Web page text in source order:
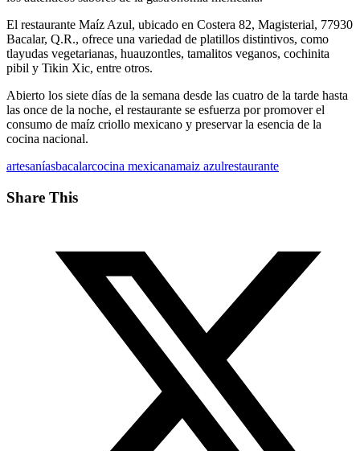
El restaurante Maíz Azul, ubicado en Costera 82, Magisterial, 77930
Bacalar, Q.R., ofrece una variedad de platillos distintivos, como
tlayudas vegetarianas, huauzontles, tamalitos veganos, cochinita
pibil y Tikin Xic, entre otros.
Abierto los siete días de la semana desde las cuatro de la tarde hasta
las once de la noche, el restaurante se esfuerza por promover el
consumo de maíz criollo mexicano y preservar la esencia de la
cocina nacional.
artesaníasbacalarcocina mexicanamaiz azulrestaurante
Share This